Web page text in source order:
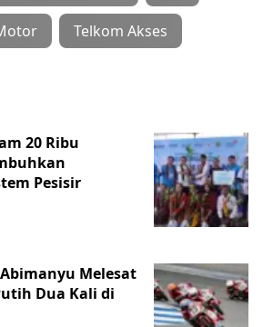
Telkom Akses
20 Ribu
Pesisir
Melesat
Dua Kali di